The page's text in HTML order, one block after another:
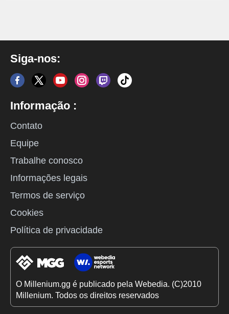
Siga-nos:
Informação :
Contato
Equipe
Trabalhe conosco
Informações legais
Termos de serviço
Cookies
Política de privacidade
O Millenium.gg é publicado pela Webedia. (C)2010
Millenium. Todos os direitos reservados